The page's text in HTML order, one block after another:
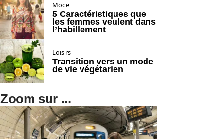
Mode
5 Caractéristiques que
les femmes veulent dans
l’habillement
Loisirs
Transition vers un mode
de vie végétarien
Zoom sur ...